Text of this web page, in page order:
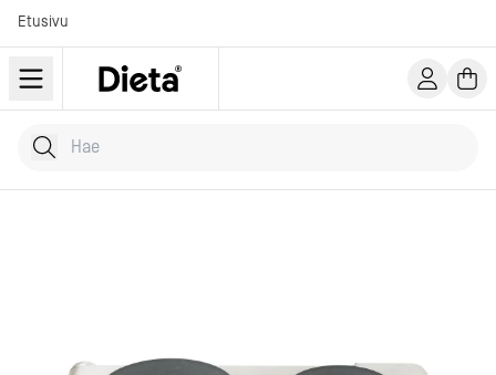
Etusivu
Hae tuotteita
Kirjoita hakusana...